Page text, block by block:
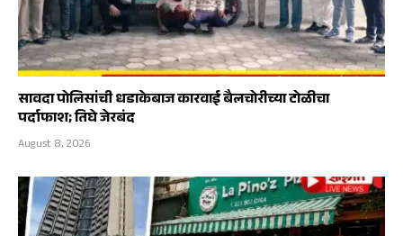
सावदा पोलिसांची धडाकेबाज कारवाई बैलचोरीच्या टोळीचा
पर्दाफाश; तिघे जेरबंद
August 8, 2026